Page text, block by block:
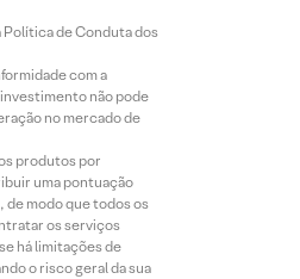
Política de Conduta dos
com a
não pode
no mercado de
produtos por
uma pontuação
de modo que todos os
os serviços
há limitações de
o risco geral da sua